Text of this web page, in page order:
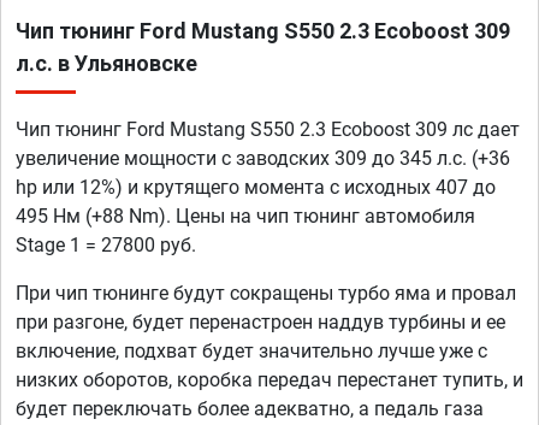
Чип тюнинг Ford Mustang S550 2.3 Ecoboost 309
л.с. в Ульяновске
Чип тюнинг Ford Mustang S550 2.3 Ecoboost 309 лс дает
увеличение мощности с заводских 309 до 345 л.с. (+36
hp или 12%) и крутящего момента с исходных 407 до
495 Нм (+88 Nm). Цены на чип тюнинг автомобиля
Stage 1 = 27800 руб.
При чип тюнинге будут сокращены турбо яма и провал
при разгоне, будет перенастроен наддув турбины и ее
включение, подхват будет значительно лучше уже с
низких оборотов, коробка передач перестанет тупить, и
будет переключать более адекватно, а педаль газа